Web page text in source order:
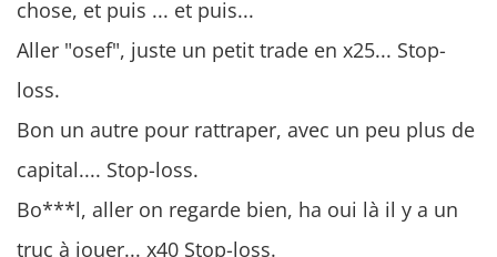
chose, et puis ... et puis...
Aller "osef", juste un petit trade en x25... Stop-
loss.
Bon un autre pour rattraper, avec un peu plus de
capital.... Stop-loss.
Bo***l, aller on regarde bien, ha oui là il y a un
truc à jouer... x40 Stop-loss.